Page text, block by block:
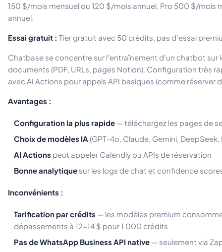
150 $/mois mensuel ou 120 $/mois annuel. Pro 500 $/mois
annuel.
Essai gratuit : Tier gratuit avec 50 crédits, pas d'essai
Chatbase se concentre sur l'entraînement d'un chatbot sur
documents (PDF, URLs, pages Notion). Configuration très
avec AI Actions pour appels API basiques (comme réserver
Avantages :
Configuration la plus rapide — téléchargez les pages de
Choix de modèles IA (GPT-4o, Claude, Gemini, DeepSeek,
AI Actions peut appeler Calendly ou APIs de réservation
Bonne analytique sur les logs de chat et confidence
Inconvénients :
Tarification par crédits — les modèles premium
dépassements à 12-14 $ pour 1 000 crédits
Pas de WhatsApp Business API native — seulement via